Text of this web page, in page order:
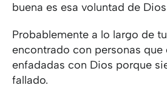
buena es esa voluntad de
Probablemente a lo largo de
encontrado con personas que
enfadadas con Dios porque
fallado.